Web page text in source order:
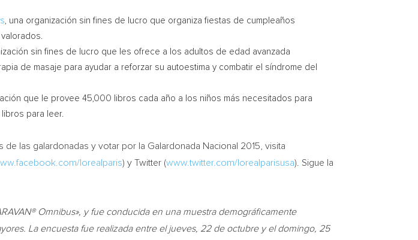
, una organización sin fines de lucro que organiza fiestas de cumpleaños
sin fines de lucro que les ofrece a los adultos de edad avanzada
de masaje para ayudar a reforzar su autoestima y combatir el síndrome del
que le provee 45,000 libros cada año a los niños más necesitados para
para leer.
de las galardonadas y votar por la Galardonada Nacional 2015, visita
lorealparis) y Twitter (www.twitter.com/lorealparisusa). Sigue la
Omnibus», y fue conducida en una muestra demográficamente
. La encuesta fue realizada entre el jueves, 22 de octubre y el domingo, 25